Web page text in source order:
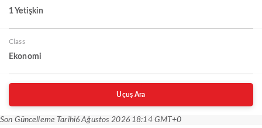
1 Yetişkin
Class
Ekonomi
Uçuş Ara
Son Güncelleme Tarihi6 Ağustos 2026 18:14 GMT+0